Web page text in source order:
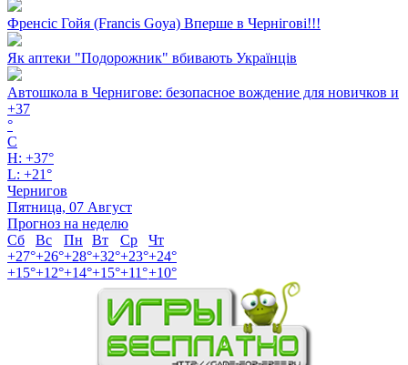
Френсіс Гойя (Francis Goya) Вперше в Чернігові!!!
Як аптеки "Подорожник" вбивають Українців
Автошкола в Чернигове: безопасное вождение для новичков и
+37
°
C
H: +37°
L: +21°
Чернигов
Пятница, 07 Август
Прогноз на неделю
Сб
Вс Пн Вт Ср
Чт
+27°+26°+28°+32°+23°+24°
+15°+12°+14°+15°+11°+10°